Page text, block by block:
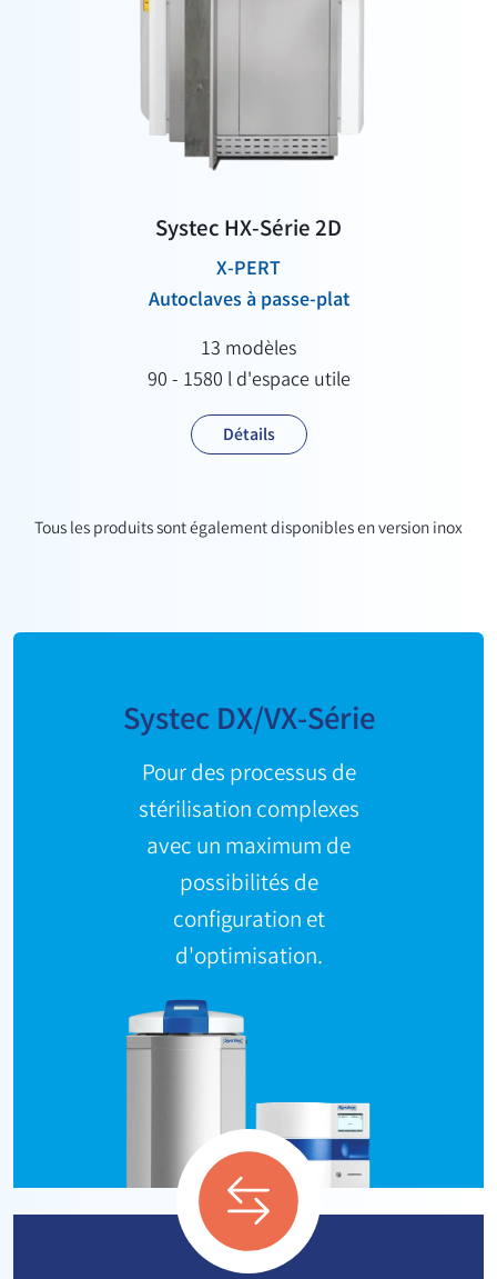
Systec HX-Série 2D
X-PERT
Autoclaves à passe-plat
13 modèles
90 - 1580 l d'espace utile
Détails
Tous les produits sont également disponibles en version inox
Systec DX/VX-Série
Pour des processus de
stérilisation complexes
avec un maximum de
possibilités de
configuration et
d'optimisation.